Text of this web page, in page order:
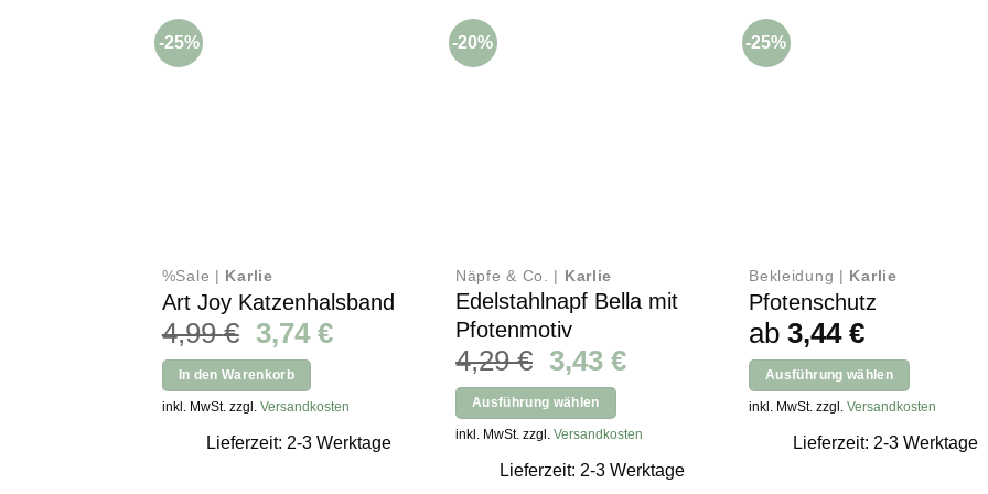
-25%
%Sale | Karlie
Art Joy Katzenhalsband
4,99€ Ursprünglicher
Preis
war:
4,99 €
3,74 €Aktueller
3,74 €.
In den Warenkorb
inkl. MwSt. zzgl. Versandkosten
Lieferzeit: 2-3 Werktage
-20%
Näpfe & Co. | Karlie
Edelstahlnapf Bella mit
Pfotenmotiv
4,29€ Ursprünglicher
Preis
war:
4,29 €
3,43 €Aktueller
3,43 €.
Ausführung wählen
Dieses
inkl. MwSt. zzgl.Versandkosten
Lieferzeit: 2-3 Werktage
-25%
Bekleidung | Karlie
Pfotenschutz
ab3,44€
Ausführung wählen
Dieses
inkl. MwSt. zzgl.Versandkosten
Lieferzeit: 2-3 Werktage